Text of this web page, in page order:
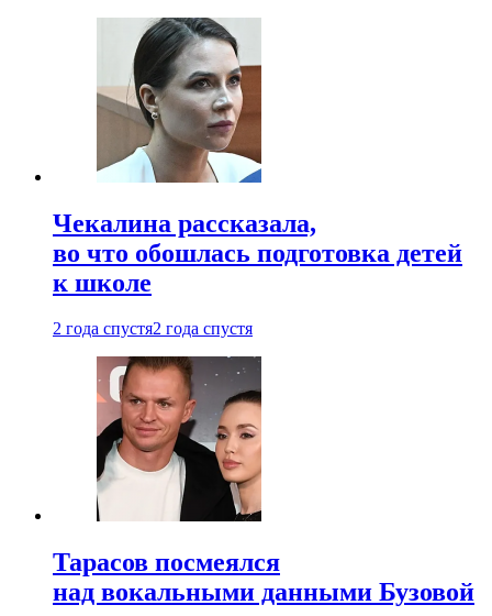
Чекалина рассказала,
во что обошлась подготовка детей
к школе
2 года спустя2 года спустя
Тарасов посмеялся
над вокальными данными Бузовой